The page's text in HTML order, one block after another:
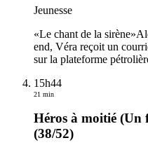
Jeunesse
«Le chant de la
end, Véra reçoit un
sur la plateforme
15h44
21 min
Héros à moitié
(38/52)